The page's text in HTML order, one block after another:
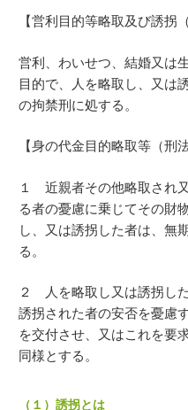
【営利目的等略取及び誘拐
営利、わいせつ、結婚又は
目的で、人を略取し、又は
の拘禁刑に処する。
【身の代金目的略取等（刑
１ 近親者その他略取され
る者の憂慮に乗じてその財
し、又は誘拐した者は、無
る。
２ 人を略取し又は誘拐し
誘拐された者の安否を憂慮
を交付させ、又はこれを要
同様とする。
（１）誘拐とは